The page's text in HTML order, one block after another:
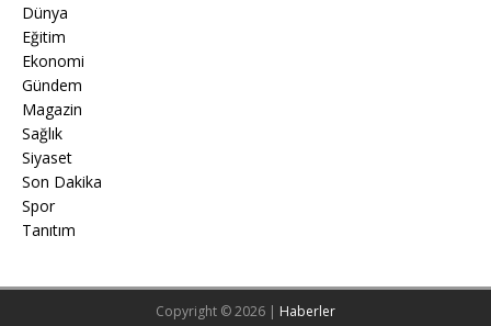
Dünya
Eğitim
Ekonomi
Gündem
Magazin
Sağlık
Siyaset
Son Dakika
Spor
Tanıtım
Copyright © 2026 | Haberler